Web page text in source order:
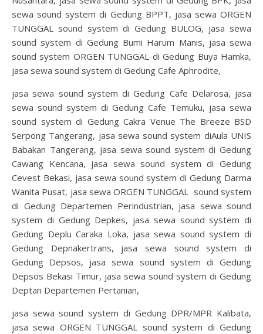
sewa sound system di Gedung BPPT, jasa sewa ORGEN
TUNGGAL sound system di Gedung BULOG, jasa sewa
sound system di Gedung Bumi Harum Manis, jasa sewa
sound system ORGEN TUNGGAL di Gedung Buya Hamka,
jasa sewa sound system di Gedung Cafe Aphrodite,
jasa sewa sound system di Gedung Cafe Delarosa, jasa
sewa sound system di Gedung Cafe Temuku, jasa sewa
sound system di Gedung Cakra Venue The Breeze BSD
Serpong Tangerang, jasa sewa sound system diAula UNIS
Babakan Tangerang, jasa sewa sound system di Gedung
Cawang Kencana, jasa sewa sound system di Gedung
Cevest Bekasi, jasa sewa sound system di Gedung Darma
Wanita Pusat, jasa sewa ORGEN TUNGGAL sound system
di Gedung Departemen Perindustrian, jasa sewa sound
system di Gedung Depkes, jasa sewa sound system di
Gedung Deplu Caraka Loka, jasa sewa sound system di
Gedung Depnakertrans, jasa sewa sound system di
Gedung Depsos, jasa sewa sound system di Gedung
Depsos Bekasi Timur, jasa sewa sound system di Gedung
Deptan Departemen Pertanian,
jasa sewa sound system di Gedung DPR/MPR Kalibata,
jasa sewa ORGEN TUNGGAL sound system di Gedung